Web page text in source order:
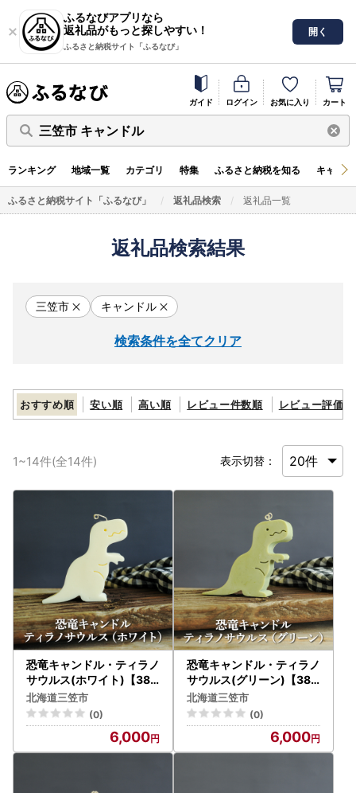
ふるなびアプリなら
返礼品がもっと探しやすい！
ふるさと納税サイト「ふるなび」
開く
ガイド ログイン お気に入り カート
三笠市 キャンドル
ランキング 地域一覧 カテゴリ 特集 ふるさと納税を知る キャン
ふるさと納税サイト「ふるなび」 返礼品検索 返礼品一覧
返礼品検索結果
三笠市 キャンドル
検索条件を全てクリア
おすすめ順 安い順 高い順 レビュー件数順 レビュー評価順
1~14件(全14件) 表示切替：
恐竜キャンドル・ティラノ
サウルス(ホワイト)【380
01】
北海道三笠市
(0)
6,000
恐竜キャンドル・ティラノ
サウルス(グリーン)【380
02】
北海道三笠市
(0)
6,000